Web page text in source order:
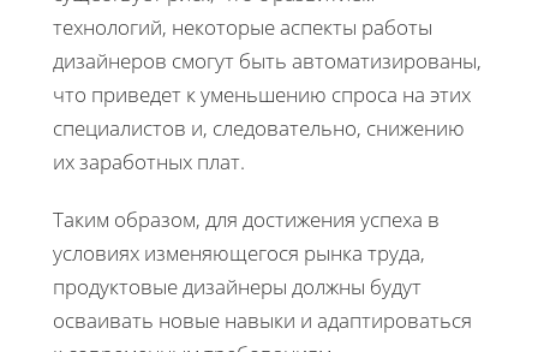
технологий, некоторые аспекты работы
дизайнеров смогут быть автоматизированы,
что приведет к уменьшению спроса на этих
специалистов и, следовательно, снижению
их заработных плат.
Таким образом, для достижения успеха в
условиях изменяющегося рынка труда,
продуктовые дизайнеры должны будут
осваивать новые навыки и адаптироваться